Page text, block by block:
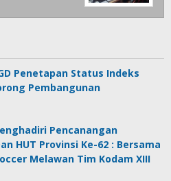
Penetapan Status Indeks
Pembangunan
Pencanangan
HUT Provinsi Ke-62 : Bersama
Melawan Tim Kodam XIII